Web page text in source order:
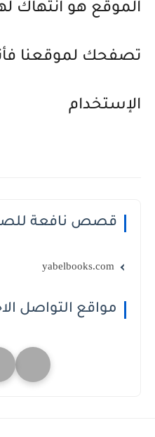
الموقع هو انتهاك
تصفحك لموقعنا
الإستخدام
قصص نافعة
yabelbooks.com
مواقع التواصل